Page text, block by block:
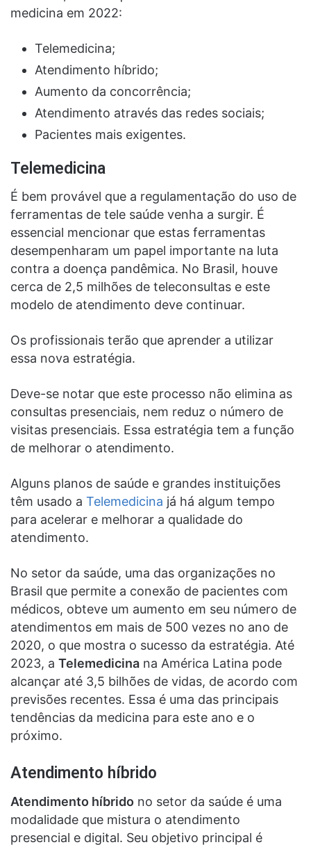
medicina em 2022:
Telemedicina;
Atendimento híbrido;
Aumento da concorrência;
Atendimento através das redes sociais;
Pacientes mais exigentes.
Telemedicina
É bem provável que a regulamentação do uso de
ferramentas de tele saúde venha a surgir. É
essencial mencionar que estas ferramentas
desempenharam um papel importante na luta
contra a doença pandêmica. No Brasil, houve
cerca de 2,5 milhões de teleconsultas e este
modelo de atendimento deve continuar.
Os profissionais terão que aprender a utilizar
essa nova estratégia.
Deve-se notar que este processo não elimina as
consultas presenciais, nem reduz o número de
visitas presenciais. Essa estratégia tem a função
de melhorar o atendimento.
Alguns planos de saúde e grandes instituições
têm usado a Telemedicina já há algum tempo
para acelerar e melhorar a qualidade do
atendimento.
No setor da saúde, uma das organizações no
Brasil que permite a conexão de pacientes com
médicos, obteve um aumento em seu número de
atendimentos em mais de 500 vezes no ano de
2020, o que mostra o sucesso da estratégia. Até
2023, a Telemedicina na América Latina pode
alcançar até 3,5 bilhões de vidas, de acordo com
previsões recentes. Essa é uma das principais
tendências da medicina para este ano e o
próximo.
Atendimento híbrido
Atendimento híbrido no setor da saúde é uma
modalidade que mistura o atendimento
presencial e digital. Seu objetivo principal é